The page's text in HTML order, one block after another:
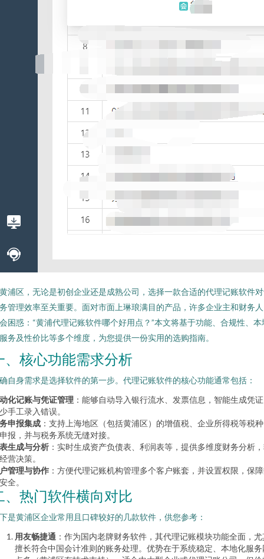
浦区，无论是初创企业还是成熟公司，选择一款合适的代理记账软件
管理效率至关重要。面对市面上琳琅满目的产品，许多企业主和财务
困惑：“黄浦代理记账软件哪个好用点？”本文将基于功能、合规性、本
务及性价比等多个维度，为您提供一份实用的选购指南。
、核心功能需求分析
自身需求是选择软件的第一步。代理记账软件的核心功能通常包括：
化记账与凭证管理 ：能够自动导入银行流水、发票信息，智能生成凭
手工录入错误。
申报集成 ：支持上海地区（包括黄浦区）的增值税、企业所得税等税
报，并与税务系统无缝对接。
生成与分析 ：实时生成资产负债表、利润表等，提供多维度财务分析
营决策。
管理与协作 ：方便代理记账机构管理多个客户账套，并设置权限，保
全。
、热门软件横向对比
是黄浦区企业常用且口碑较好的几款软件，供您参考：
用友畅捷通 ：作为国内老牌财务软件，其代理记账模块功能全面，尤
擅长符合中国会计准则的账务处理。优势在于系统稳定、本地化服务